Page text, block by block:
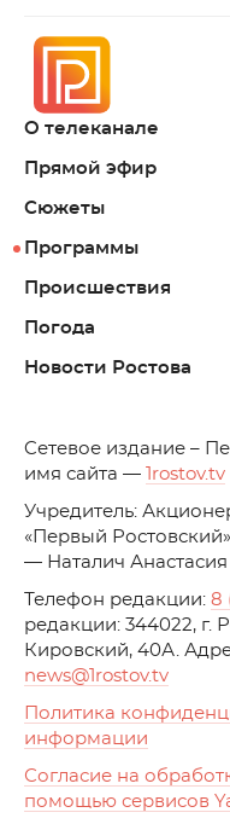
О телеканале
Прямой эфир
Сюжеты
Программы
Происшествия
Погода
Новости Ростова
Cетевое издание –
имя сайта —
1rostov.tv
Учредитель:
«Первый
— Наталич
Телефон редакции: 8
редакции: 344022,
Кировский, 40А.
news@1rostov.tv
Политика
информации
Согласие на
помощью сервисов